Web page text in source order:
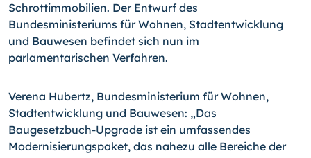
Schrottimmobilien. Der Entwurf des
Bundesministeriums für Wohnen, Stadtentwicklung
und Bauwesen befindet sich nun im
parlamentarischen Verfahren.
Verena Hubertz, Bundesministerium für Wohnen,
Stadtentwicklung und Bauwesen: „Das
Baugesetzbuch-Upgrade ist ein umfassendes
Modernisierungspaket, das nahezu alle Bereiche der